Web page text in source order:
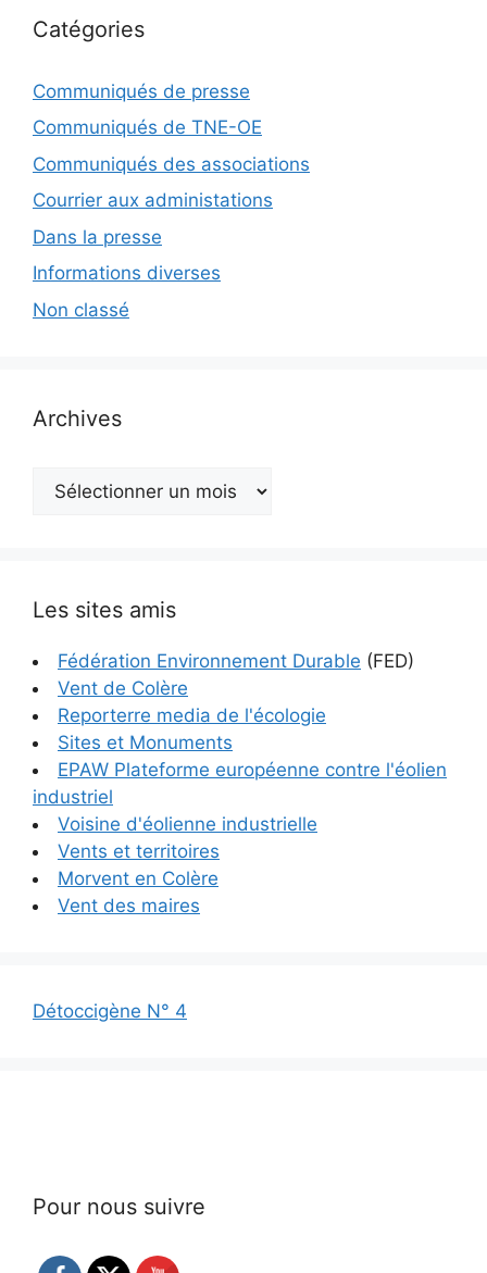
Catégories
Communiqués de presse
Communiqués de TNE-OE
Communiqués des associations
Courrier aux administations
Dans la presse
Informations diverses
Non classé
Archives
Archives
Les sites amis
Fédération Environnement Durable (FED)
Vent de Colère
Reporterre media de l'écologie
Sites et Monuments
EPAW Plateforme européenne contre l'éolien
industriel
Voisine d'éolienne industrielle
Vents et territoires
Morvent en Colère
Vent des maires
Détoccigène N° 4
Pour nous suivre